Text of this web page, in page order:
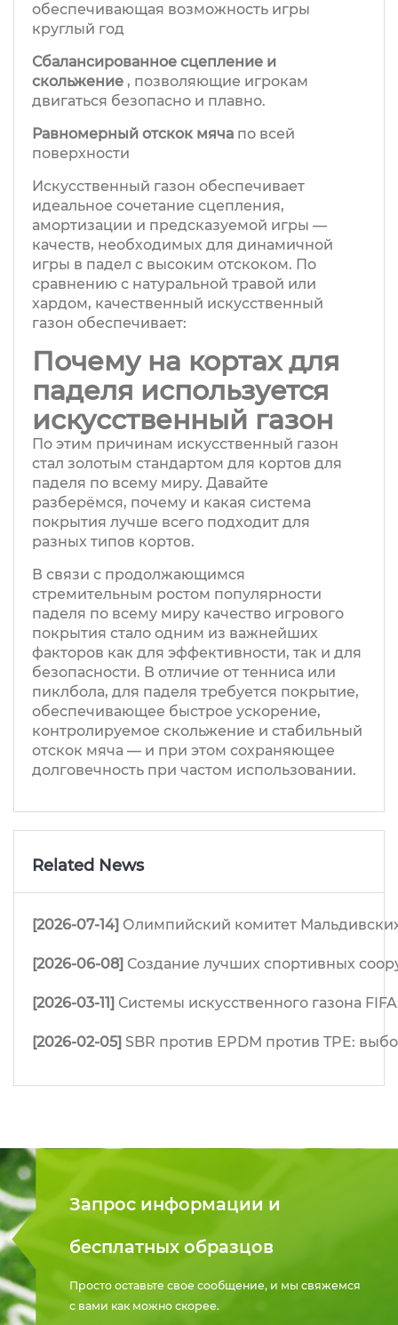
В связи с продолжающимся
стремительным ростом популярности
паделя по всему миру качество игрового
покрытия стало одним из важнейших
факторов как для эффективности, так и для
безопасности. В отличие от тенниса или
пиклбола, для паделя требуется покрытие,
обеспечивающее быстрое ускорение,
контролируемое скольжение и стабильный
отскок мяча — и при этом сохраняющее
долговечность при частом использовании.
По этим причинам искусственный газон
стал золотым стандартом для кортов для
паделя по всему миру. Давайте
разберёмся, почему и какая система
покрытия лучше всего подходит для
разных типов кортов.
Почему на кортах для
паделя используется
искусственный газон
Искусственный газон обеспечивает
идеальное сочетание сцепления,
амортизации и предсказуемой игры —
качеств, необходимых для динамичной
игры в падел с высоким отскоком. По
сравнению с натуральной травой или
хардом, качественный искусственный
газон обеспечивает:
Равномерный отскок мяча по всей
поверхности
Сбалансированное сцепление и
скольжение , позволяющие игрокам
двигаться безопасно и плавно.
обеспечивающая возможность игры
круглый год
Related News
[2026-07-14] Олимпийский комитет
[2026-06-08] Создание лучших спортивных
[2026-03-11] Системы искусственного газона
[2026-02-05] SBR против EPDM против TPE:
Запрос информации и
бесплатных образцов
Просто оставьте свое сообщение, и мы свяжемся
с вами как можно скорее.